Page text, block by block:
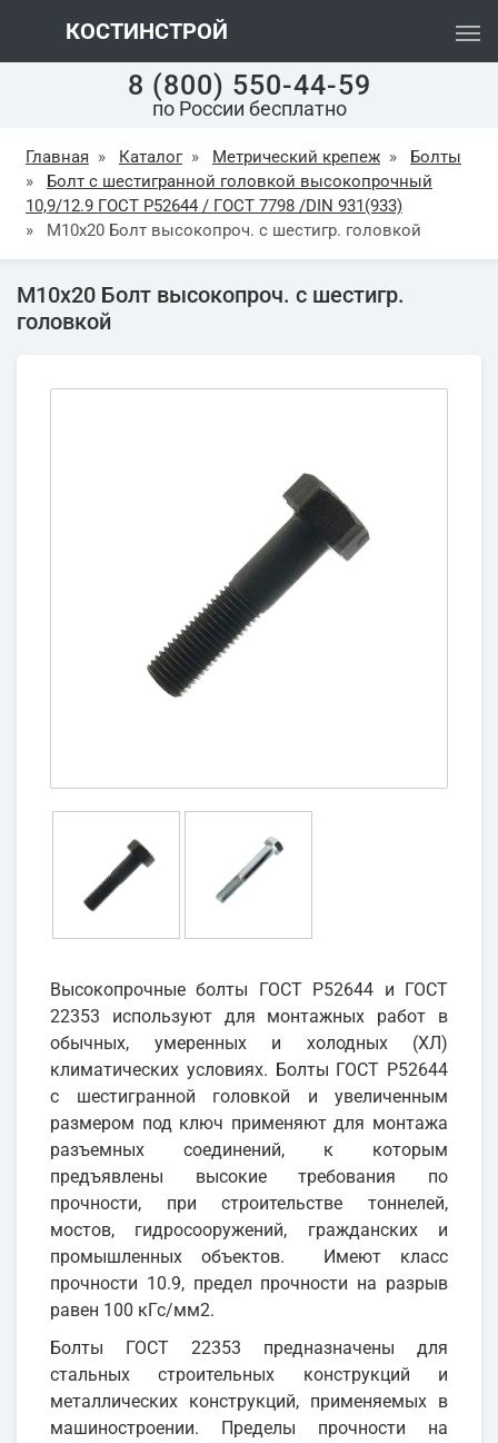
КОСТИНСТРОЙ
8 (800) 550-44-59
по России бесплатно
Главная » Каталог » Метрический крепеж »
Болты
»
Болт с шестигранной головкой высокопрочный
10,9/12.9 ГОСТ Р52644 / ГОСТ 7798 /DIN 931(933)
»
М10х20 Болт высокопроч. с шестигр. головкой
М10х20 Болт высокопроч. с шестигр.
головкой
Высокопрочные болты ГОСТ Р52644 и ГОСТ
22353 используют для монтажных работ в
обычных, умеренных и холодных (ХЛ)
климатических условиях. Болты ГОСТ Р52644
с шестигранной головкой и увеличенным
размером под ключ применяют для монтажа
разъемных соединений, к которым
предъявлены высокие требования по
прочности, при строительстве тоннелей,
мостов, гидросооружений, гражданских и
промышленных объектов. Имеют класс
прочности 10.9, предел прочности на разрыв
равен 100 кГс/мм2.
Болты ГОСТ 22353 предназначены для
стальных строительных конструкций и
металлических конструкций, применяемых в
машиностроении. Пределы прочности на